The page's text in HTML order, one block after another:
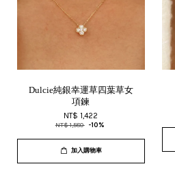
Dulcie純銀幸運草四葉草女
項鍊
NT$ 1,422
NT$ 1,580 -10%
加入購物車